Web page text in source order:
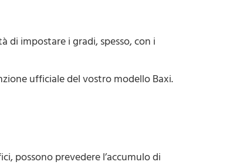
di impostare i gradi, spesso, con i
ufficiale del vostro modello Baxi.
possono prevedere l’accumulo di